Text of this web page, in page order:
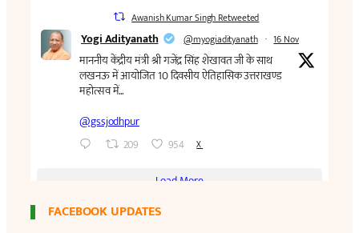
FACEBOOK UPDATES